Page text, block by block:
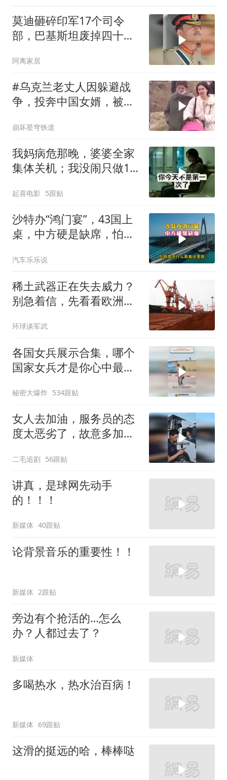
莫迪砸碎印军17个司令
部，巴基斯坦废掉四十年
变天
阿离家居
#乌克兰老丈人因躲避战
争，投奔中国女婿，被眼
崩坏星穹铁道
我妈病危那晚，婆婆全家
集体关机；我没闹只做1
你是不是疯了？
起喜电影 5跟贴
沙特办“鸿门宴”，43国上
桌，中方硬是缺席，怕得
汽车乐乐说
稀土武器正在失去威力？
别急着信，先看看欧洲军
环球谈军武
各国女兵展示合集，哪个
国家女兵才是你心中最飒
秘密大爆炸 534跟贴
女人去加油，服务员的态
度太恶劣了，故意多加油
二毛追剧 56跟贴
讲真，是球网先动手
的！！！
新媒体 40跟贴
论背景音乐的重要性！！
新媒体 2跟贴
旁边有个抢活的…怎么
办？人都过去了？
新媒体
多喝热水，热水治百病！
新媒体 69跟贴
这滑的挺远的哈，棒棒哒